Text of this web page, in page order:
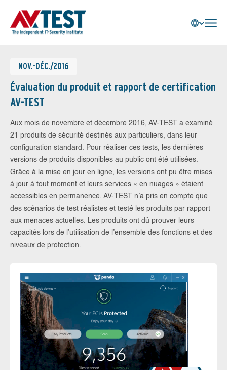
NOV.-DÉC./2016
Évaluation du produit et rapport de certification
AV-TEST
Aux mois de novembre et décembre 2016, AV-TEST a examiné
21 produits de sécurité destinés aux particuliers, dans leur
configuration standard. Pour réaliser ces tests, les dernières
versions de produits disponibles au public ont été utilisées.
Grâce à la mise en jour en ligne, les versions ont pu être mises
à jour à tout moment et leurs services « en nuages » étaient
accessibles en permanence. AV-TEST n’a pris en compte que
des scénarios de test réalistes et testé les produits par rapport
aux menaces actuelles. Les produits ont dû prouver leurs
capacités lors de l’utilisation de l’ensemble des fonctions et des
niveaux de protection.